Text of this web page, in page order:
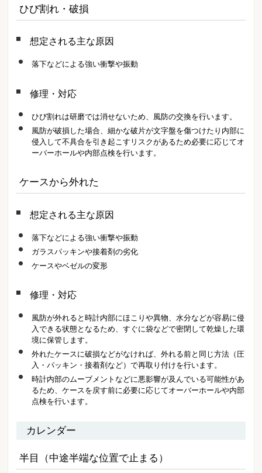
ひび割れ・破損
想定される主な原因
落下などによる強い衝撃や振動
修理・対応
ひび割れは研磨では消せないため、風防の交換を行います。
風防が破損した場合、細かな破片が文字盤を傷つけたり内部に
侵入して不具合を引き起こすリスクがあるため必要に応じてオ
ーバーホールや内部点検を行います。
ケースから外れた
想定される主な原因
落下などによる強い衝撃や振動
ガラスパッキンや接着剤の劣化
ケースやベゼルの変形
修理・対応
風防が外れると時計内部にほこりや異物、水分などが容易に侵
入できる状態となるため、すぐに袋などで密閉して乾燥した環
境に保管します。
外れたケースに破損などがなければ、外れる前と同じ方法（圧
入・パッキン・接着剤など）で再取り付けを行います。
時計内部のムーブメントなどに悪影響が及んでいる可能性があ
るため、ケースを戻す前に必要に応じてオーバーホールや内部
点検を行います。
カレンダー
半目（中途半端な位置で止まる）